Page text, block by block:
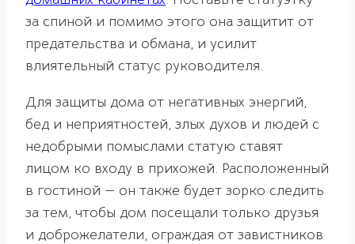
за спиной и помимо этого она защитит от
предательства и обмана, и усилит
влиятельный статус руководителя.
Для защиты дома от негативных энергий,
бед и неприятностей, злых духов и людей с
недобрыми помыслами статую ставят
лицом ко входу в прихожей. Расположенный
в гостиной — он также будет зорко следить
за тем, чтобы дом посещали только друзья
и доброжелатели, ограждая от завистников